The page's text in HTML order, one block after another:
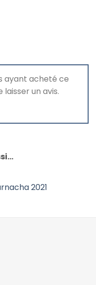
ayant acheté ce
un avis.
2021